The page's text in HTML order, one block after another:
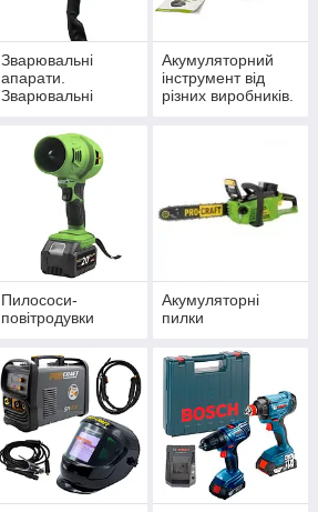
Зварювальні
апарати.
Зварювальні
Магніти для
завдання кута при
зварювання.
Акумуляторний
інструмент від
різних виробників.
Пилососи-
повітродувки
Акумуляторні
пилки